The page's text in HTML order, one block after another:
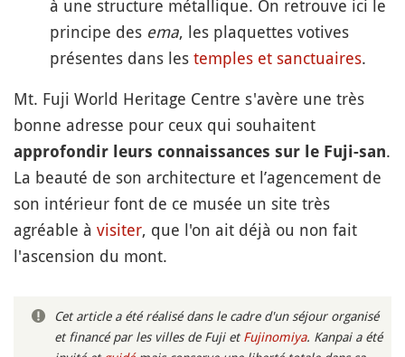
à une structure métallique. On retrouve ici le
principe des ema, les plaquettes votives
présentes dans les temples et sanctuaires.
Mt. Fuji World Heritage Centre s'avère une très
bonne adresse pour ceux qui souhaitent
approfondir leurs connaissances sur le Fuji-san.
La beauté de son architecture et l’agencement de
son intérieur font de ce musée un site très
agréable à visiter, que l'on ait déjà ou non fait
l'ascension du mont.
Cet article a été réalisé dans le cadre d'un séjour organisé
et financé par les villes de Fuji et Fujinomiya. Kanpai a été